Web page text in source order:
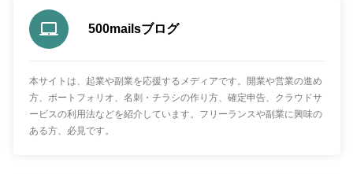
500mailsブログ
本サイトは、起業や副業を応援するメディアです。開業や営業の進め
方、ポートフォリオ、名刺・チラシの作り方、確定申告、クラウドサ
ービスの利用法などを紹介しています。フリーランスや副業に興味の
ある方、必見です。